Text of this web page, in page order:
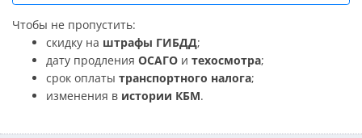
Чтобы не пропустить:
скидку на штрафы ГИБДД;
дату продления ОСАГО и техосмотра;
срок оплаты транспортного налога;
изменения в истории КБМ.